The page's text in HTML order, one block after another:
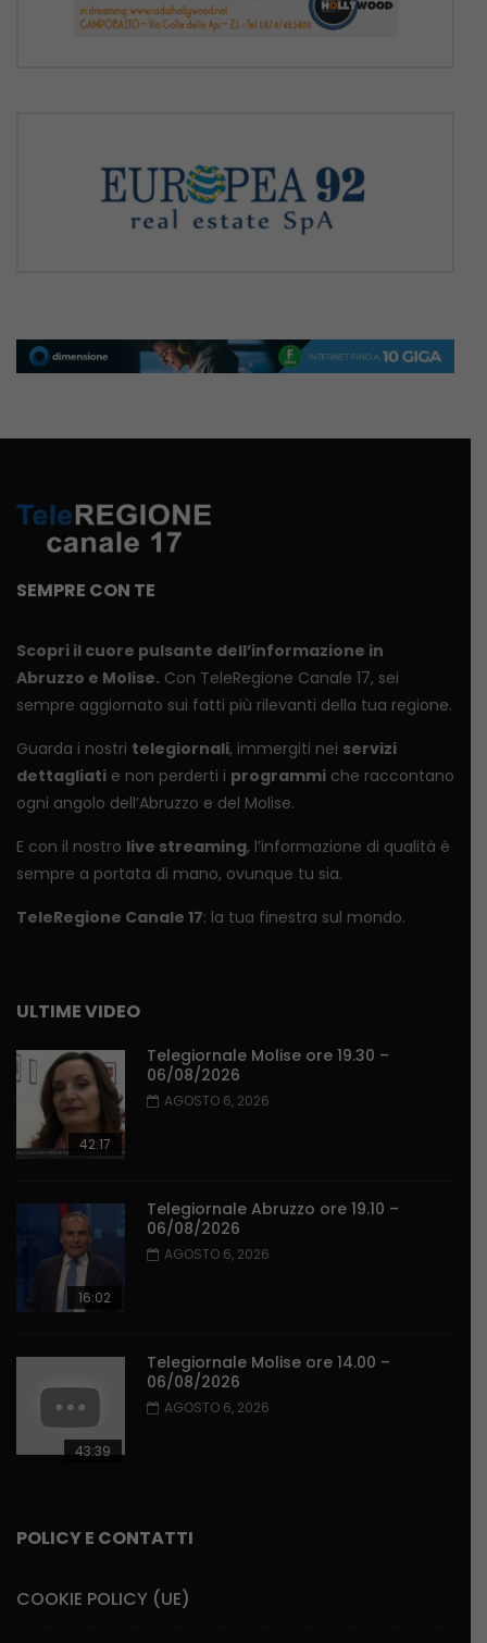
SEMPRE CON TE
Scopri il cuore pulsante dell’informazione in
Abruzzo e Molise. Con TeleRegione Canale 17, sei
sempre aggiornato sui fatti più rilevanti della tua regione.
Guarda i nostri telegiornali, immergiti nei servizi
dettagliati e non perderti i programmi che raccontano
ogni angolo dell’Abruzzo e del Molise.
E con il nostro live streaming, l’informazione di qualità è
sempre a portata di mano, ovunque tu sia.
TeleRegione Canale 17: la tua finestra sul mondo.
ULTIME VIDEO
42:17
Telegiornale Molise ore 19.30 –
06/08/2026
AGOSTO 6, 2026
16:02
Telegiornale Abruzzo ore 19.10 –
06/08/2026
AGOSTO 6, 2026
43:39
Telegiornale Molise ore 14.00 –
06/08/2026
AGOSTO 6, 2026
POLICY E CONTATTI
COOKIE POLICY (UE)